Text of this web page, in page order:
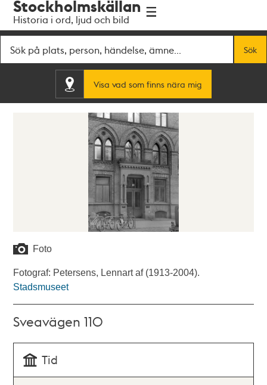
navigationen
huvudinnehållet
Stockholmskällan
Historia i ord, ljud och bild
Sök
Visa vad som finns nära mig
Foto
Fotograf: Petersens, Lennart af (1913-2004).
Stadsmuseet
Sveavägen 110
Tid